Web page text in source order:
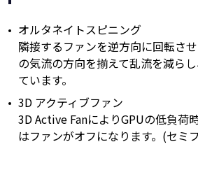
オルタネイトスピニング
隣接するファンを逆方向に回転さ
の気流の方向を揃えて乱流を減ら
ています。
3D アクティブファン
3D Active FanによりGPUの低負荷
はファンがオフになります。(セミ